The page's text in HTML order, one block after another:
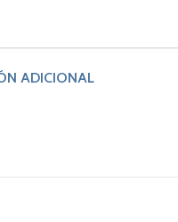
ADICIONAL